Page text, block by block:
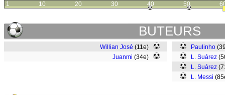
1 10 20 30 40 50
BUTEURS
Willian José (11e)
Juanmi (34e)
Paulinho
L. Suárez
L. Suárez
L. Messi